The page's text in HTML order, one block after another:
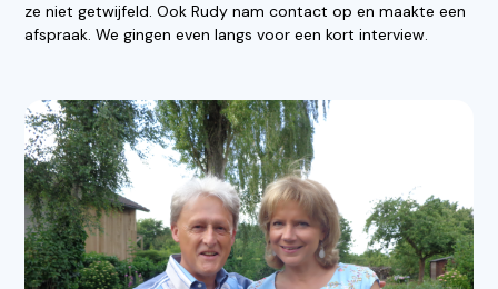
ze niet getwijfeld. Ook Rudy nam contact op en maakte een
afspraak. We gingen even langs voor een kort interview.